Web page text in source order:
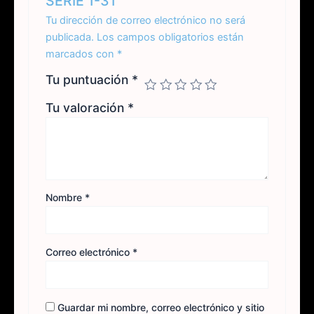
Tu dirección de correo electrónico no será
publicada. Los campos obligatorios están
marcados con *
Tu puntuación *
Tu valoración *
Nombre *
Correo electrónico *
Guardar mi nombre, correo electrónico y sitio